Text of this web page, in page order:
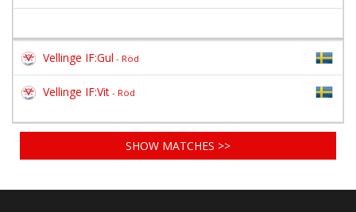
Vellinge IF:Gul - Röd
Vellinge IF:Vit - Röd
SHOW MATCHES >>